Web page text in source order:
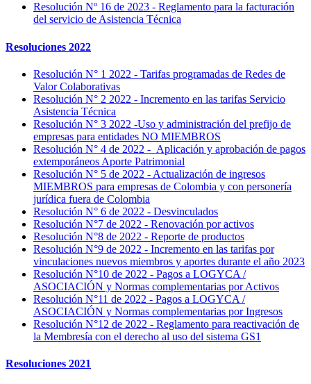
Resolución Nº 16 de 2023 - Reglamento para la facturación
del servicio de Asistencia Técnica
Resoluciones 2022
Resolución N° 1 2022 - Tarifas programadas de Redes de
Valor Colaborativas
Resolución N° 2 2022 - Incremento en las tarifas Servicio
Asistencia Técnica
Resolución N° 3 2022 -Uso y administración del prefijo de
empresas para entidades NO MIEMBROS
Resolución N° 4 de 2022 - Aplicación y aprobación de pagos
extemporáneos Aporte Patrimonial
Resolución N° 5 de 2022 - Actualización de ingresos
MIEMBROS para empresas de Colombia y con personería
jurídica fuera de Colombia
Resolución N° 6 de 2022 - Desvinculados
Resolución N°7 de 2022 - Renovación por activos
Resolución N°8 de 2022 - Reporte de productos
Resolución N°9 de 2022 - Incremento en las tarifas por
vinculaciones nuevos miembros y aportes durante el año 2023
Resolución N°10 de 2022 - Pagos a LOGYCA /
ASOCIACIÓN y Normas complementarias por Activos
Resolución N°11 de 2022 - Pagos a LOGYCA /
ASOCIACIÓN y Normas complementarias por Ingresos
Resolución N°12 de 2022 - Reglamento para reactivación de
la Membresía con el derecho al uso del sistema GS1
Resoluciones 2021